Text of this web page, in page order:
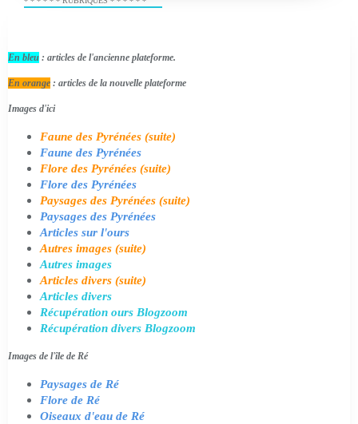
En bleu : articles de l'ancienne plateforme.
En orange : articles de la nouvelle plateforme
Images d'ici
Faune des Pyrénées (suite)
Faune des Pyrénées
Flore des Pyrénées (suite)
Flore des Pyrénées
Paysages des Pyrénées (suite)
Paysages des Pyrénées
Articles sur l'ours
Autres images (suite)
Autres images
Articles divers (suite)
Articles divers
Récupération ours Blogzoom
Récupération divers Blogzoom
Images de l'île de Ré
Paysages de Ré
Flore de Ré
Oiseaux d'eau de Ré